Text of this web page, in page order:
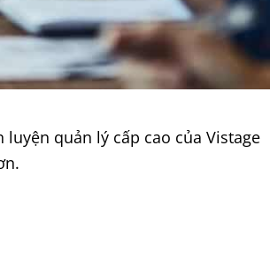
quản lý cấp cao của Vistage